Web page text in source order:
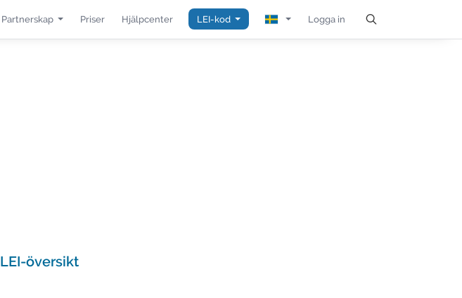
Partnerskap Priser Hjälpcenter LEI-kod Logga in
LEI-översikt